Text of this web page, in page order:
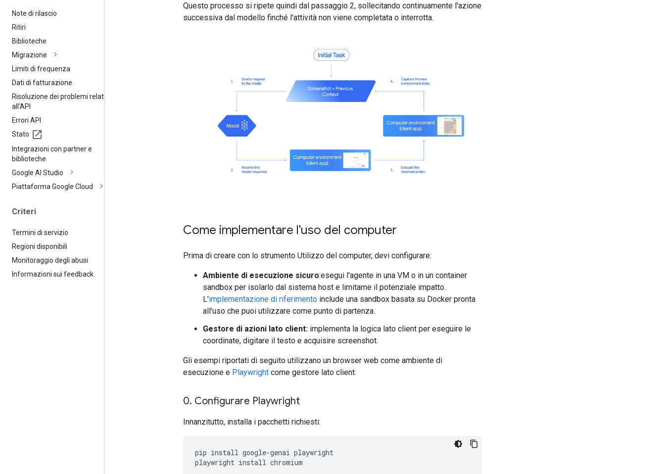
Note di rilascio
Ritiri
Biblioteche
Migrazione
Limiti di frequenza
Dati di fatturazione
Risoluzione dei problemi relativi
all'API
Errori API
Stato
Integrazioni con partner e
biblioteche
Google AI Studio
Piattaforma Google Cloud
Criteri
Termini di servizio
Regioni disponibili
Monitoraggio degli abusi
Informazioni sui feedback
Questo processo si ripete quindi dal passaggio 2, sollecitando continuamente l'azione
successiva dal modello finché l'attività non viene completata o interrotta.
Come implementare l'uso del computer
Prima di creare con lo strumento Utilizzo del computer, devi configurare:
Ambiente di esecuzione sicuro:esegui l'agente in una VM o in un container
sandbox per isolarlo dal sistema host e limitarne il potenziale impatto.
L'implementazione di riferimento include una sandbox basata su Docker pronta
all'uso che puoi utilizzare come punto di partenza.
Gestore di azioni lato client: implementa la logica lato client per eseguire le
coordinate, digitare il testo e acquisire screenshot.
Gli esempi riportati di seguito utilizzano un browser web come ambiente di
esecuzione e Playwright come gestore lato client.
0. Configurare Playwright
Innanzitutto, installa i pacchetti richiesti:
pip install google-genai playwright
playwright install